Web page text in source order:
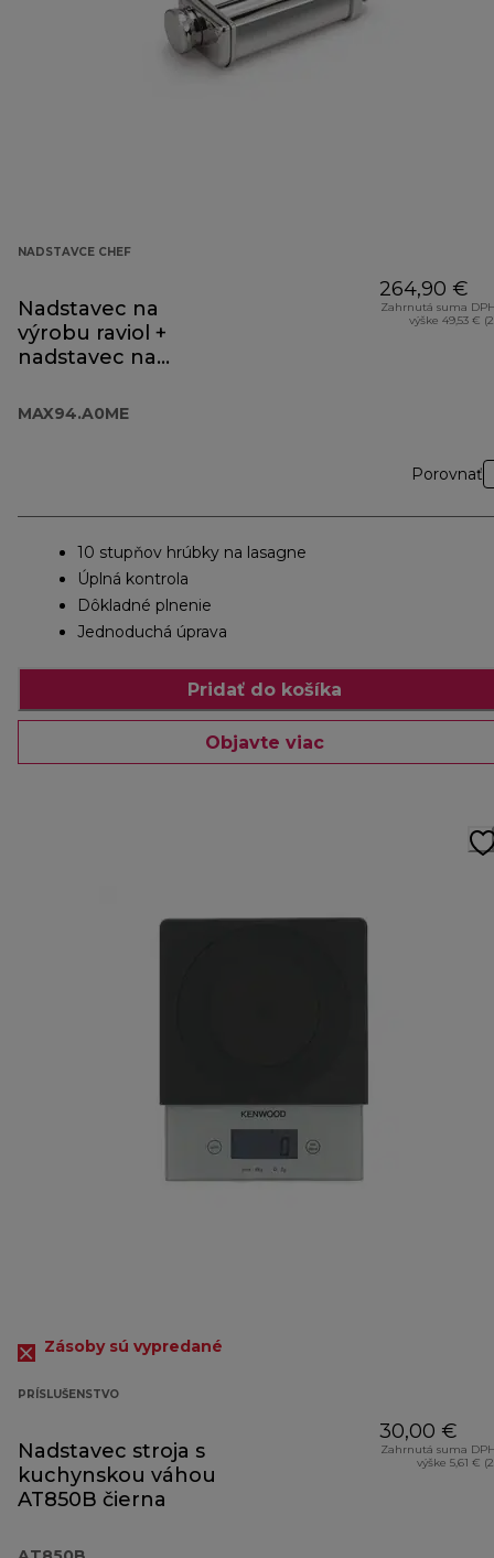
NADSTAVCE CHEF
Nadstavec na
výrobu raviol +
nadstavec na
MAX94.A0ME
MAX94.A0ME
264,90 €
Zahrnutá suma
výške 49,53 €
Porovnať
10 stupňov hrúbky na lasagne
Úplná kontrola
Dôkladné plnenie
Jednoduchá úprava
Pridať do košíka
Objavte viac
Zásoby sú vypredané
PRÍSLUŠENSTVO
Nadstavec stroja s
kuchynskou váhou
AT850B čierna
30,00 €
Zahrnutá suma
výške 5,61 €